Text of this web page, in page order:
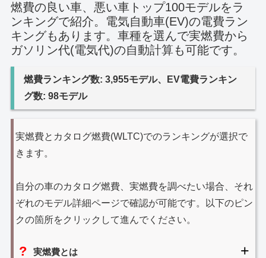
燃費の良い車、悪い車トップ100モデルをラ
ンキングで紹介。電気自動車(EV)の電費ラン
キングもあります。車種を選んで実燃費から
ガソリン代(電気代)の自動計算も可能です。
燃費ランキング数: 3,955モデル、EV電費ランキン
グ数: 98モデル
実燃費とカタログ燃費(WLTC)でのランキングが選択で
きます。
自分の車のカタログ燃費、実燃費を調べたい場合、それ
ぞれのモデル詳細ページで確認が可能です。以下のピン
クの箇所をクリックして進んでください。
実燃費とは